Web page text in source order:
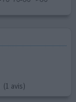
(1 avis)